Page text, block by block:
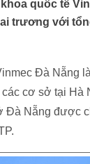
quốc tế
trương với
Đà Nẵng
cơ sở tại Hà
Đà Nẵng được